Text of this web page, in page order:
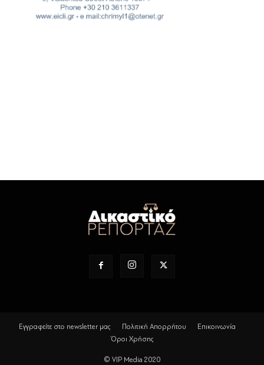
Εγγραφείτε στο newsletter μας Πολιτική Απορρήτου
Επικοινωνία
Όροι Χρήσης
© VIP Media 2020